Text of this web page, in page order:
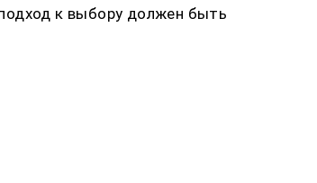
к выбору должен быть